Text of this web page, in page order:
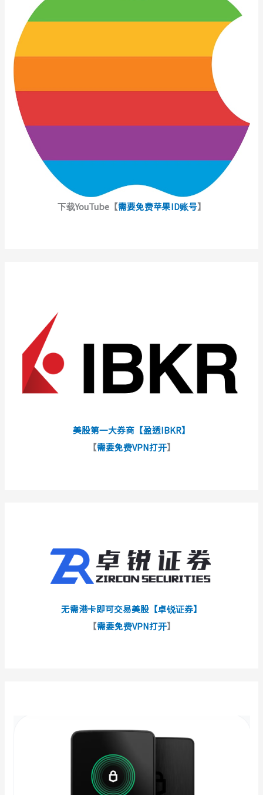
下载YouTube【需要免费苹果ID账号】
美股第一大券商【盈透IBKR】
【需要免费VPN打开】
无需港卡即可交易美股【卓锐证券】
【需要免费VPN打开】